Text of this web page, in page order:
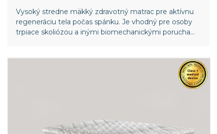
Vysoký stredne mäkký zdravotný matrac pre aktívnu
regeneráciu tela počas spánku. Je vhodný pre osoby
trpiace skoliózou a inými biomechanickými poruchami